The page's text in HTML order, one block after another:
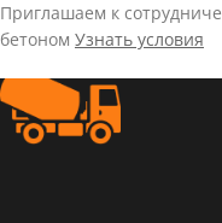
Приглашаем к
бетоном Узнать условия